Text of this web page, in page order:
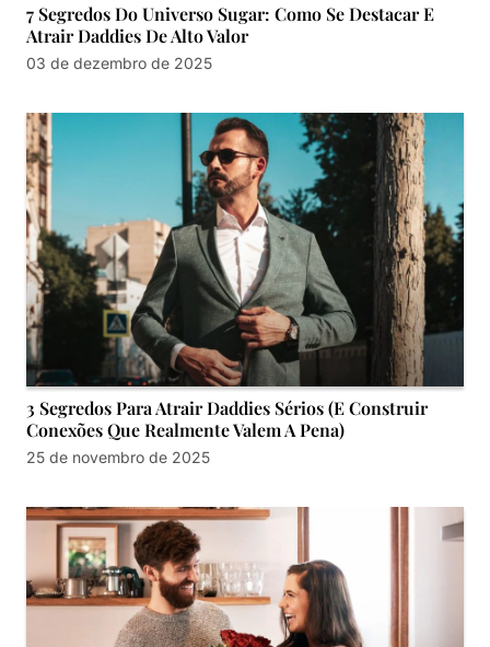
7 Segredos Do Universo Sugar: Como Se Destacar E
Atrair Daddies De Alto Valor
03 de dezembro de 2025
3 Segredos Para Atrair Daddies Sérios (E Construir
Conexões Que Realmente Valem A Pena)
25 de novembro de 2025